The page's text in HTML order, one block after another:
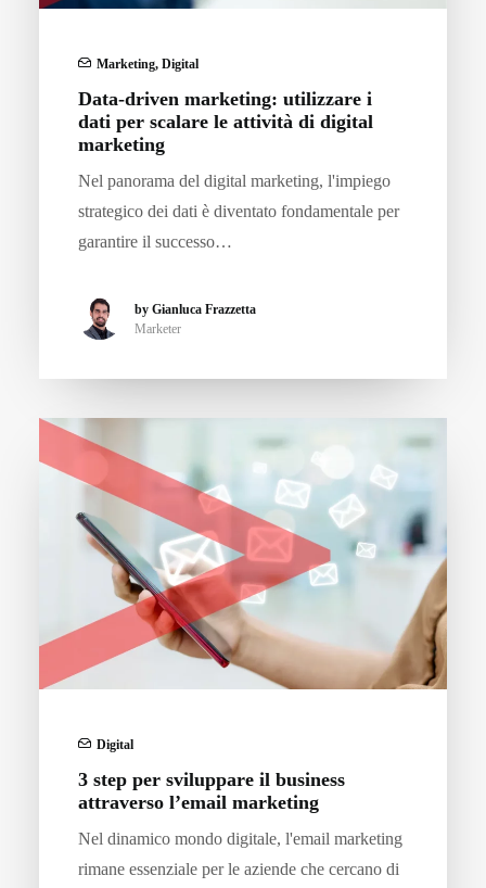
Marketing, Digital
Data-driven marketing: utilizzare i
dati per scalare le attività di digital
marketing
Nel panorama del digital marketing, l'impiego
strategico dei dati è diventato fondamentale per
garantire il successo…
by Gianluca Frazzetta
Marketer
Digital
3 step per sviluppare il business
attraverso l’email marketing
Nel dinamico mondo digitale, l'email marketing
rimane essenziale per le aziende che cercano di